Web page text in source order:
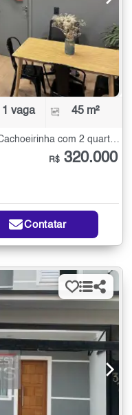
1 vaga 45 m²
Apartamento à Venda na Vila Nova Cachoeirinha com 2 quartos - 45 m²
R$ 320.000
Contatar